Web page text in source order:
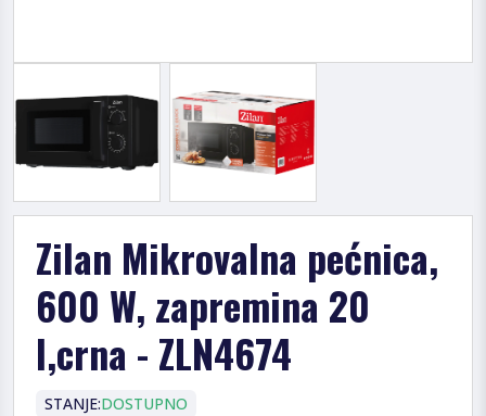
Zilan Mikrovalna pećnica,
600 W, zapremina 20
l,crna - ZLN4674
STANJE:DOSTUPNO